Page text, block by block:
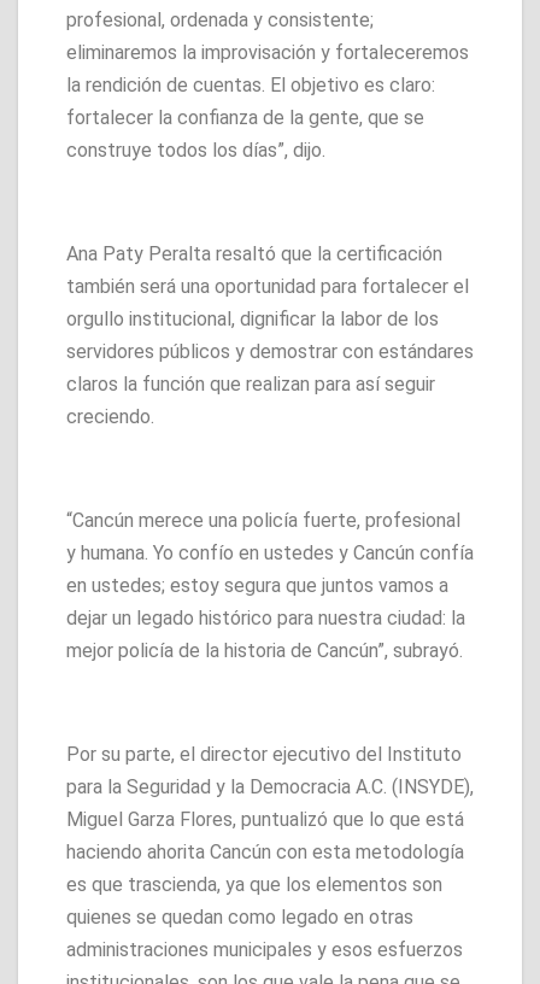
profesional, ordenada y consistente;
eliminaremos la improvisación y fortaleceremos
la rendición de cuentas. El objetivo es claro:
fortalecer la confianza de la gente, que se
construye todos los días”, dijo.
Ana Paty Peralta resaltó que la certificación
también será una oportunidad para fortalecer el
orgullo institucional, dignificar la labor de los
servidores públicos y demostrar con estándares
claros la función que realizan para así seguir
creciendo.
“Cancún merece una policía fuerte, profesional
y humana. Yo confío en ustedes y Cancún confía
en ustedes; estoy segura que juntos vamos a
dejar un legado histórico para nuestra ciudad: la
mejor policía de la historia de Cancún”, subrayó.
Por su parte, el director ejecutivo del Instituto
para la Seguridad y la Democracia A.C. (INSYDE),
Miguel Garza Flores, puntualizó que lo que está
haciendo ahorita Cancún con esta metodología
es que trascienda, ya que los elementos son
quienes se quedan como legado en otras
administraciones municipales y esos esfuerzos